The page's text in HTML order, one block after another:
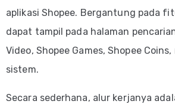
aplikasi Shopee. Bergantung pada
dapat tampil pada halaman
Video, Shopee Games, Shopee
sistem.
Secara sederhana, alur kerjanya